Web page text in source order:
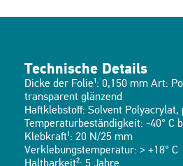
Technische Details
Dicke der Folie¹: 0,150 mm Art:
transparent glänzend
Haftklebstoff: Solvent Polyacrylat,
Temperaturbeständigkeit: -40° C
Klebkraft¹: 20 N/25 mm
Verklebungstemperatur: > +18° C
Haltbarkeit²: 5 Jahre